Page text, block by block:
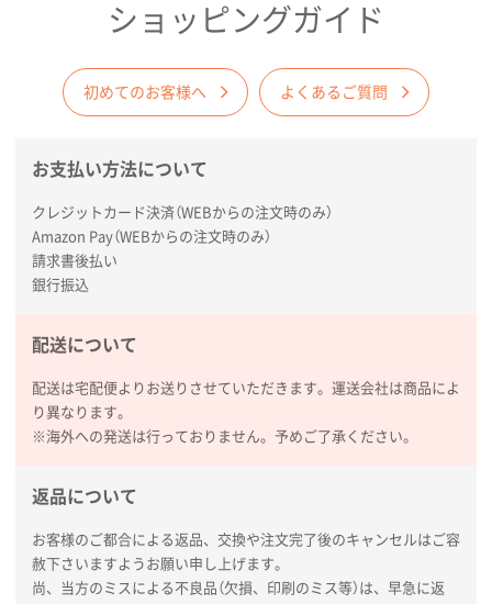
熊本県S社様
2026年01月26日 15:45
印刷範囲が広かったから、取扱商品
新潟県R社様
2026年01月16日 10:53
納期が比較的短く、ロット数が豊富に選べて価格が安
かったため
【トートバッグ・エコバッグ】特別ご注文ページ
希望の商品の取り扱いがあったので
厚手コットンマチ付トートL ナチュラル(A4対応)
200枚
2025年12月25日 13:33
いつもきちんとしてる。
ショッピングガイド
初めてのお客様へ よくあるご質問
お支払い方法について
クレジットカード決済（WEBからの注文時のみ）
Amazon Pay（WEBからの注文時のみ）
請求書後払い
銀行振込
配送について
配送は宅配便よりお送りさせていただきます。運送会社は商品によ
り異なります。
※海外への発送は行っておりません。予めご了承ください。
返品について
お客様のご都合による返品、交換や注文完了後のキャンセルはご容
赦下さいますようお願い申し上げます。
尚、当方のミスによる不良品（欠損、印刷のミス等）は、早急に返